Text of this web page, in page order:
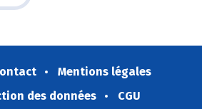
Mentions légales
des données
CGU